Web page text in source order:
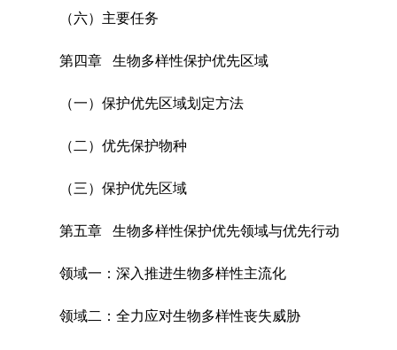
（六）主要任务
第四章 生物多样性保护优先区域
（一）保护优先区域划定方法
（二）优先保护物种
（三）保护优先区域
第五章 生物多样性保护优先领域与优先行动
领域一：深入推进生物多样性主流化
领域二：全力应对生物多样性丧失威胁